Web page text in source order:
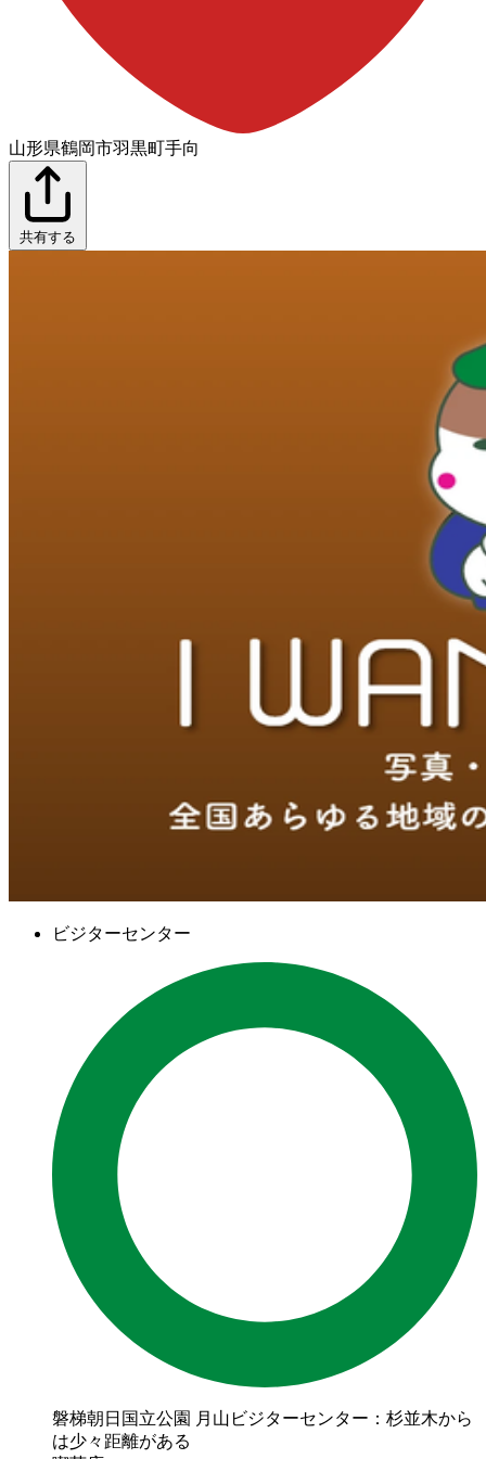
山形県鶴岡市羽黒町手向
共有する
ビジターセンター
磐梯朝日国立公園 月山ビジターセンター：杉並木から
は少々距離がある